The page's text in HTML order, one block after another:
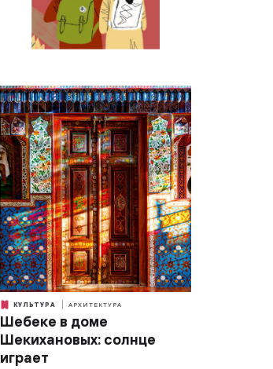
КУЛЬТУРА АРХИТЕКТУРА
Шебеке в доме
Шекихановых: солнце
играет